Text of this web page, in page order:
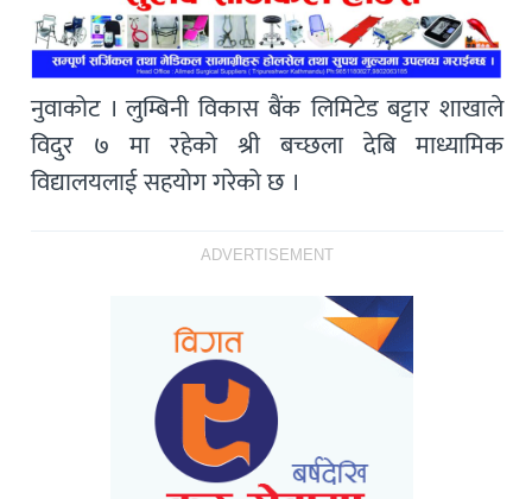
नुवाकोट । लुम्बिनी विकास बैंक लिमिटेड बट्टार शाखाले
विदुर ७ मा रहेको श्री बच्छला देबि माध्यामिक
विद्यालयलाई सहयोग गरेको छ ।
ADVERTISEMENT